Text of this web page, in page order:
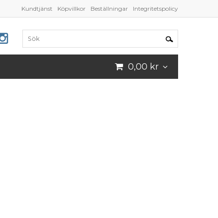
Kundtjänst Köpvillkor Beställningar Integritetspolicy
0,00 kr